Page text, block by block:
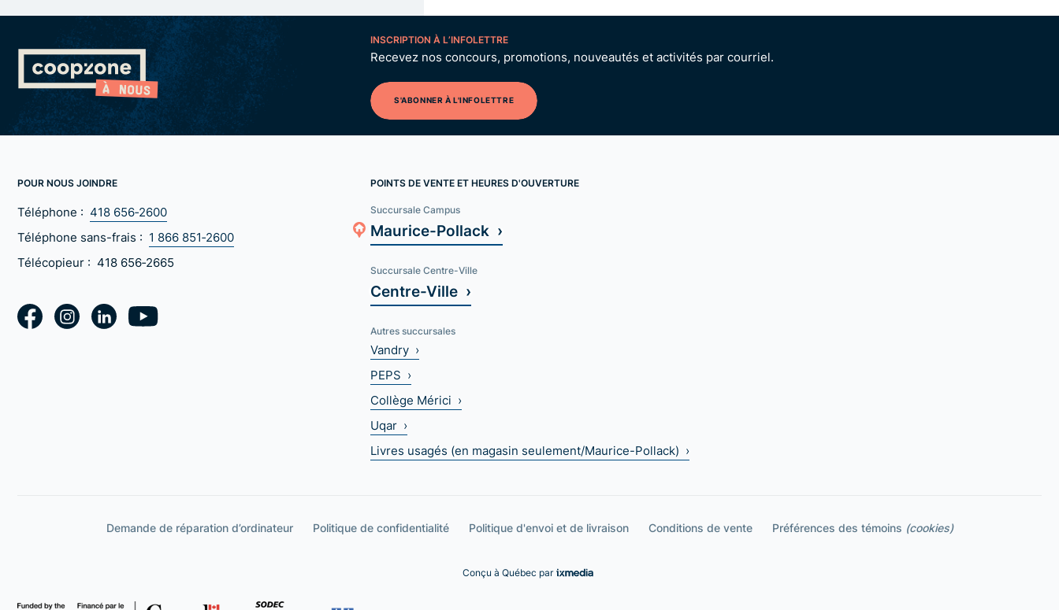
INSCRIPTION À L’INFOLETTRE
Recevez nos concours, promotions, nouveautés et activités par courriel.
S'ABONNER À L'INFOLETTRE
POUR NOUS JOINDRE
Téléphone : 418 656‑2600
Téléphone sans-frais : 1 866 851‑2600
Télécopieur : 418 656‑2665
POINTS DE VENTE ET HEURES D'OUVERTURE
Succursale Campus
Maurice-Pollack ›
Succursale Centre-Ville
Centre-Ville ›
Autres succursales
Vandry ›
PEPS ›
Collège Mérici ›
Uqar ›
Livres usagés (en magasin seulement/Maurice-Pollack) ›
Demande de réparation d’ordinateur Politique de confidentialité Politique d'envoi et de livraison Conditions de vente Préférences des témoins (cookies)
Conçu à Québec par